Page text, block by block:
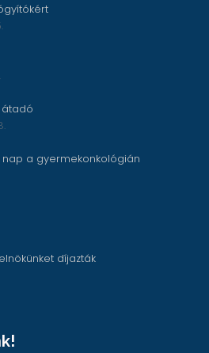
átadó
a gyermekonkológián
díjazták